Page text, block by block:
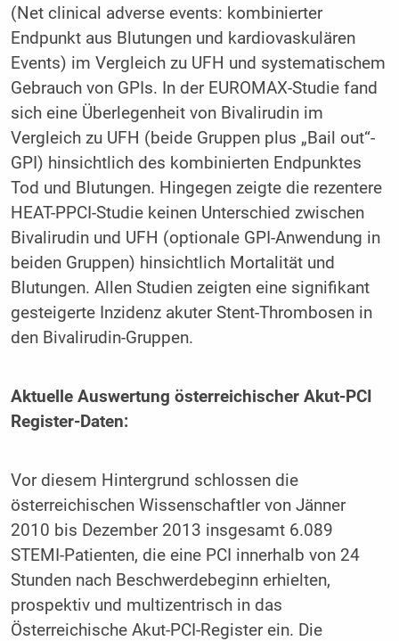
(Net clinical adverse events: kombinierter
Endpunkt aus Blutungen und kardiovaskulären
Events) im Vergleich zu UFH und systematischem
Gebrauch von GPIs. In der EUROMAX-Studie fand
sich eine Überlegenheit von Bivalirudin im
Vergleich zu UFH (beide Gruppen plus „Bail out“-
GPI) hinsichtlich des kombinierten Endpunktes
Tod und Blutungen. Hingegen zeigte die rezentere
HEAT-PPCI-Studie keinen Unterschied zwischen
Bivalirudin und UFH (optionale GPI-Anwendung in
beiden Gruppen) hinsichtlich Mortalität und
Blutungen. Allen Studien zeigten eine signifikant
gesteigerte Inzidenz akuter Stent-Thrombosen in
den Bivalirudin-Gruppen.
Aktuelle Auswertung österreichischer Akut-PCI
Register-Daten:
Vor diesem Hintergrund schlossen die
österreichischen Wissenschaftler von Jänner
2010 bis Dezember 2013 insgesamt 6.089
STEMI-Patienten, die eine PCI innerhalb von 24
Stunden nach Beschwerdebeginn erhielten,
prospektiv und multizentrisch in das
Österreichische Akut-PCI-Register ein. Die